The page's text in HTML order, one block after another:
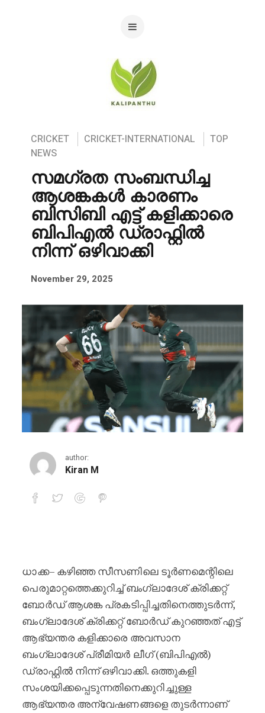
CRICKET CRICKET-INTERNATIONAL
TOP
NEWS
സമഗ്രത സംബന്ധിച്ച
ആശങ്കകൾ കാരണം
ബിസിബി എട്ട് കളിക്കാരെ
ബിപിഎൽ ഡ്രാഫ്റ്റിൽ
നിന്ന് ഒഴിവാക്കി
November 29, 2025
author:
Kiran M
ധാക്ക– കഴിഞ്ഞ സീസണിലെ ടൂർണമെന്റിലെ
പെരുമാറ്റത്തെക്കുറിച്ച് ബംഗ്ലാദേശ് ക്രിക്കറ്റ്
ബോർഡ് ആശങ്ക പ്രകടിപ്പിച്ചതിനെത്തുടർന്ന്,
ബംഗ്ലാദേശ് ക്രിക്കറ്റ് ബോർഡ് കുറഞ്ഞത് എട്ട്
ആഭ്യന്തര കളിക്കാരെ അവസാന
ബംഗ്ലാദേശ് പ്രീമിയർ ലീഗ് (ബിപിഎൽ)
ഡ്രാഫ്റ്റിൽ നിന്ന് ഒഴിവാക്കി. ഒത്തുകളി
സംശയിക്കപ്പെടുന്നതിനെക്കുറിച്ചുള്ള
ആഭ്യന്തര അന്വേഷണങ്ങളെ തുടർന്നാണ്